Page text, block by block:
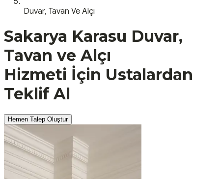
Duvar, Tavan Ve Alçı
Sakarya Karasu Duvar,
Tavan ve Alçı
Hizmeti İçin Ustalardan
Teklif Al
Hemen Talep Oluştur